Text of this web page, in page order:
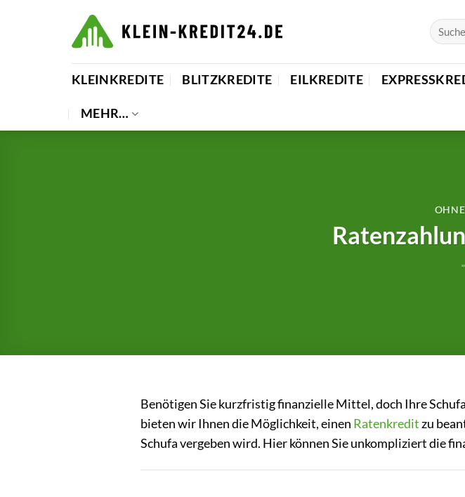
KLEINKREDITE BLITZKREDITE EILKREDITE
MEHR…
Benötigen Sie kurzfristig finanzielle Mittel, doch Ihre
bieten wir Ihnen die Möglichkeit, einen Ratenkreditzu
Schufa vergeben wird. Hier können Sie unkompliziert die